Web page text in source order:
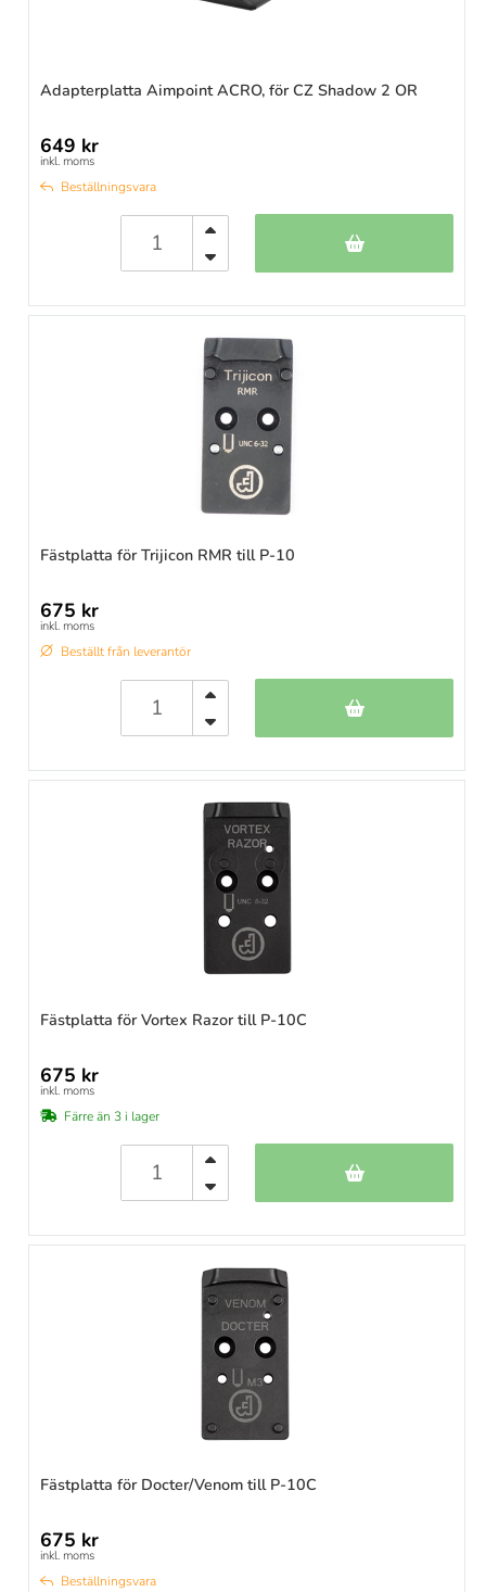
Adapterplatta Aimpoint ACRO, för CZ Shadow 2 OR
649 kr
inkl. moms
Beställningsvara
Fästplatta för Trijicon RMR till P-10
675 kr
inkl. moms
Beställt från leverantör
Fästplatta för Vortex Razor till P-10C
675 kr
inkl. moms
Färre än 3 i lager
Fästplatta för Docter/Venom till P-10C
675 kr
inkl. moms
Beställningsvara